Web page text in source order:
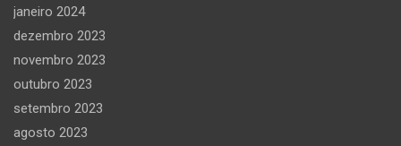
janeiro 2024
dezembro 2023
novembro 2023
outubro 2023
setembro 2023
agosto 2023